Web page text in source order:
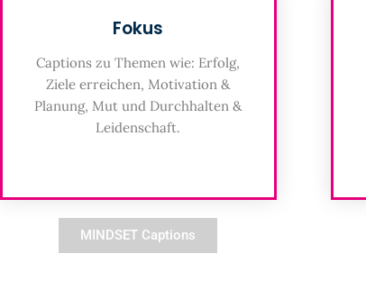
Fokus
Captions zu Themen wie: Erfolg,
Ziele erreichen, Motivation &
Planung, Mut und Durchhalten &
Leidenschaft.
MINDSET Captions